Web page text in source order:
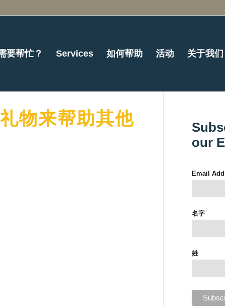
要帮忙？ Services 如何帮助 活动 关于我们
物来帮助其他
our
Email
名字
姓